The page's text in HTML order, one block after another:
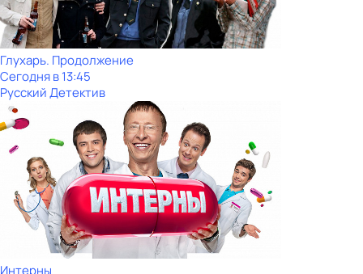
Глухарь. Продолжение
Сегодня в 13:45
Русский Детектив
Интерны